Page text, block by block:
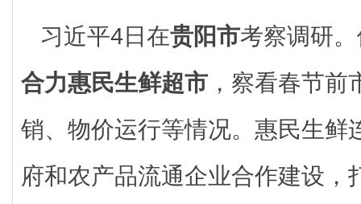
习近平4日在贵阳市考察调研
合力惠民生鲜超市 ，察看春节
销、物价运行等情况。惠民生鲜
府和农产品流通企业合作建设，